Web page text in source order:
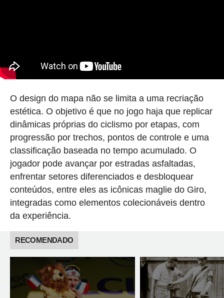
O design do mapa não se limita a uma recriação
estética. O objetivo é que no jogo haja que replicar
dinâmicas próprias do ciclismo por etapas, com
progressão por trechos, pontos de controle e uma
classificação baseada no tempo acumulado. O
jogador pode avançar por estradas asfaltadas,
enfrentar setores diferenciados e desbloquear
conteúdos, entre eles as icônicas maglie do Giro,
integradas como elementos colecionáveis dentro
da experiência.
RECOMENDADO